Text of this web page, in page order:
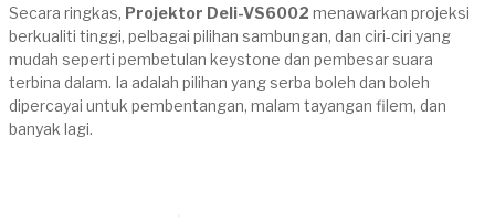
Secara ringkas, Projektor Deli-VS6002 menawarkan projeksi
berkualiti tinggi, pelbagai pilihan sambungan, dan ciri-ciri yang
mudah seperti pembetulan keystone dan pembesar suara
terbina dalam. Ia adalah pilihan yang serba boleh dan boleh
dipercayai untuk pembentangan, malam tayangan filem, dan
banyak lagi.